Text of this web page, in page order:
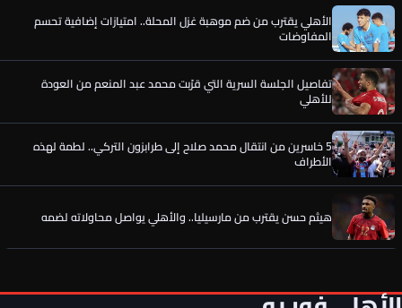
الأهلي يقترب من ضم موهبة غزل المحلة.. امتيازات إضافية تحسم
المفاوضات
تفاصيل الجلسة السرية التي قرّبت محمد عبد المنعم من العودة
للأهلي
5 خاسرين من انتقال محمد صلاح إلى طرابزون التركي.. لطمة لهذه
الأطراف
هيثم حسن يقترب من مارسيليا.. والأهلي يواصل محاولاته لضمه
الحسين عموتة